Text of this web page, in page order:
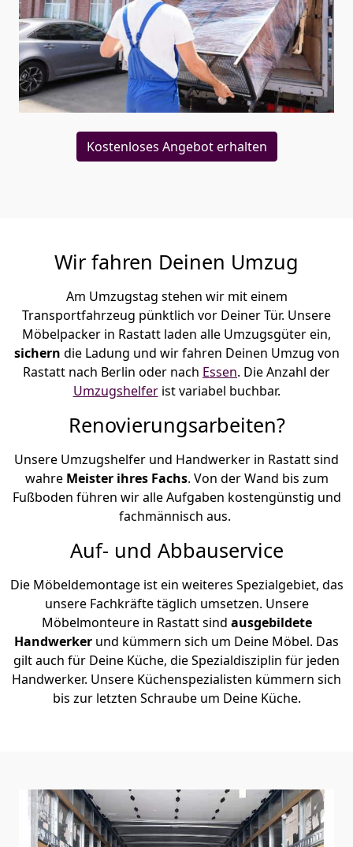
Kostenloses Angebot erhalten
Wir fahren Deinen Umzug
Am Umzugstag stehen wir mit einem
Transportfahrzeug pünktlich vor Deiner Tür. Unsere
Möbelpacker in Rastatt laden alle Umzugsgüter ein,
sichern die Ladung und wir fahren Deinen Umzug von
Rastatt nach Berlin oder nach Essen. Die Anzahl der
Umzugshelferist variabel buchbar.
Renovierungsarbeiten?
Unsere Umzugshelfer und Handwerker in Rastatt sind
wahre Meister ihres Fachs. Von der Wand bis zum
Fußboden führen wir alle Aufgaben kostengünstig und
fachmännisch aus.
Auf- und Abbauservice
Die Möbeldemontage ist ein weiteres Spezialgebiet, das
unsere Fachkräfte täglich umsetzen. Unsere
Möbelmonteure in Rastatt sind ausgebildete
Handwerker und kümmern sich um Deine Möbel. Das
gilt auch für Deine Küche, die Spezialdisziplin für jeden
Handwerker. Unsere Küchenspezialisten kümmern sich
bis zur letzten Schraube um Deine Küche.